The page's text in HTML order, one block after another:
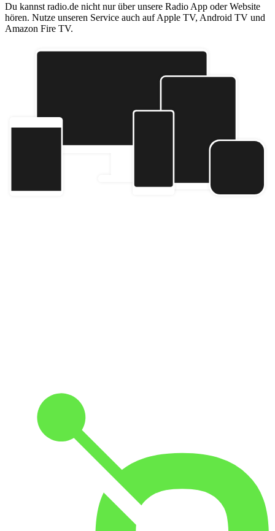
Du kannst radio.de nicht nur über unsere Radio App oder Website
hören. Nutze unseren Service auch auf Apple TV, Android TV und
Amazon Fire TV.